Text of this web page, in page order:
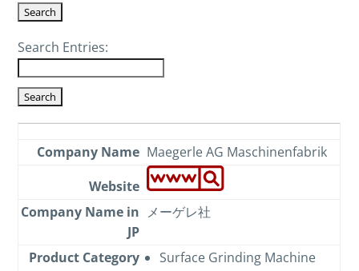
Search Entries:
Maegerle AG Maschinenfabrik
メーゲレ社
Surface Grinding Machine